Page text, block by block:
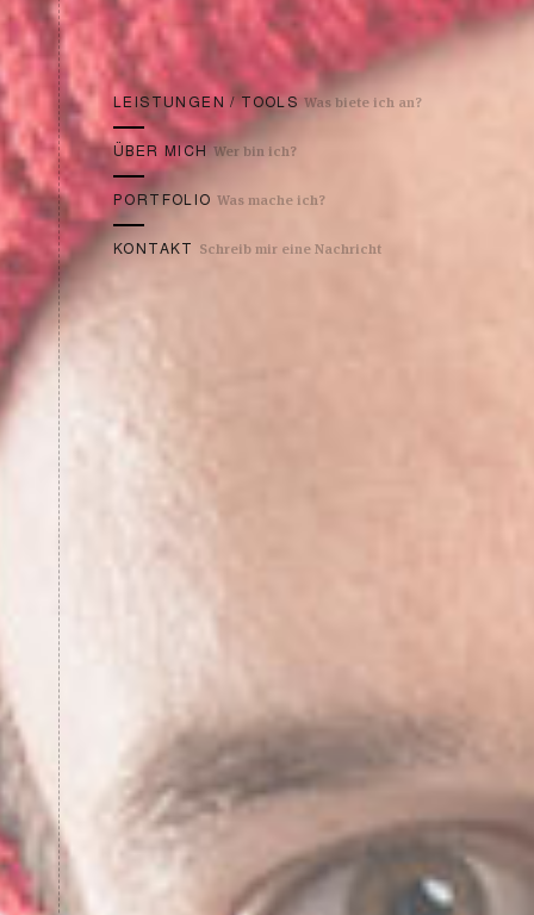
LEISTUNGEN / TOOLS Was biete ich an?
ÜBER MICH Wer bin ich?
PORTFOLIO Was mache ich?
KONTAKT Schreib mir eine Nachricht